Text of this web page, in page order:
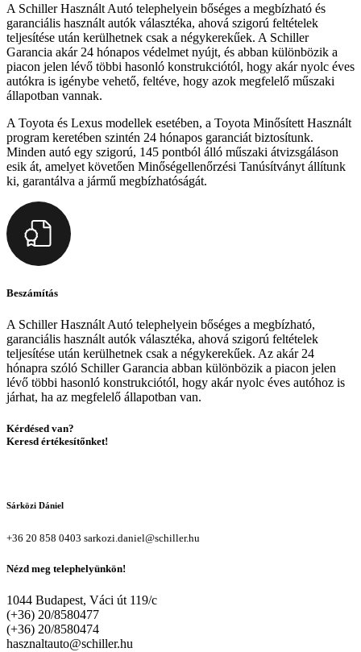
A Schiller Használt Autó telephelyein bőséges a megbízható és
garanciális használt autók választéka, ahová szigorú feltételek
teljesítése után kerülhetnek csak a négykerekűek. A Schiller
Garancia akár 24 hónapos védelmet nyújt, és abban különbözik a
piacon jelen lévő többi hasonló konstrukciótól, hogy akár nyolc éves
autókra is igénybe vehető, feltéve, hogy azok megfelelő műszaki
állapotban vannak.
A Toyota és Lexus modellek esetében, a Toyota Minősített Használt
program keretében szintén 24 hónapos garanciát biztosítunk.
Minden autó egy szigorú, 145 pontból álló műszaki átvizsgáláson
esik át, amelyet követően Minőségellenőrzési Tanúsítványt állítunk
ki, garantálva a jármű megbízhatóságát.
Beszámítás
A Schiller Használt Autó telephelyein bőséges a megbízható,
garanciális használt autók választéka, ahová szigorú feltételek
teljesítése után kerülhetnek csak a négykerekűek. Az akár 24
hónapra szóló Schiller Garancia abban különbözik a piacon jelen
lévő többi hasonló konstrukciótól, hogy akár nyolc éves autóhoz is
járhat, ha az megfelelő állapotban van.
Kérdésed van?
Keresd értékesítőnket!
Sárközi Dániel
+36 20 858 0403 sarkozi.daniel@schiller.hu
Nézd meg telephelyünkön!
1044 Budapest, Váci út 119/c
(+36) 20/8580477
(+36) 20/8580474
hasznaltauto@schiller.hu